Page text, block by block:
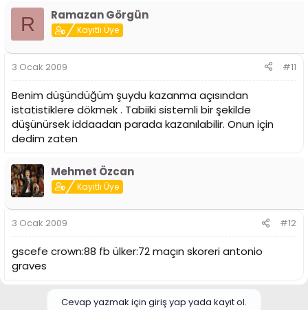
R Ramazan Görgün
Kayıtlı Üye
3 Ocak 2009 #11
Benim düşündüğüm şuydu kazanma açısından
istatistiklere dökmek . Tabiiki sistemli bir şekilde
düşünürsek iddaadan parada kazanılabilir. Onun için
dedim zaten
Mehmet Özcan
Kayıtlı Üye
3 Ocak 2009 #12
gscefe crown:88 fb ülker:72 maçın skoreri antonio
graves
Cevap yazmak için giriş yap yada kayıt ol.